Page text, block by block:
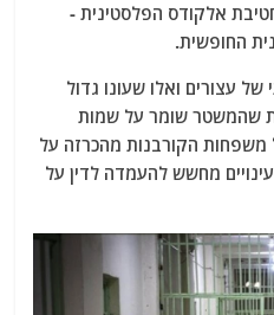
אלקודס הפלסטינית -
החופשית.
עצורים ואלו שעונו גדול
שהמשטר שומר על שמות
משפחות הקורבנות מהכרזה על
מחשש להעמדה לדין על